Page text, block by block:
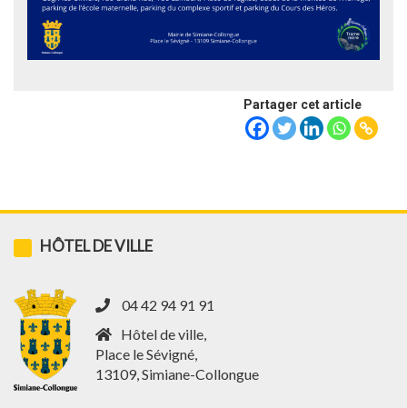
Partager cet article
HÔTEL DE VILLE
04 42 94 91 91
Hôtel de ville,
Place le Sévigné,
13109, Simiane-Collongue